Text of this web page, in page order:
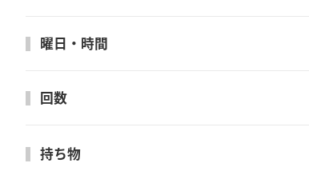
曜日・時間
回数
持ち物